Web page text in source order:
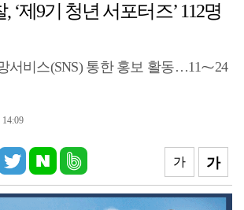
‘제9기 청년 서포터즈’ 112명
서비스(SNS) 통한 홍보 활동…11⁓24
가
가